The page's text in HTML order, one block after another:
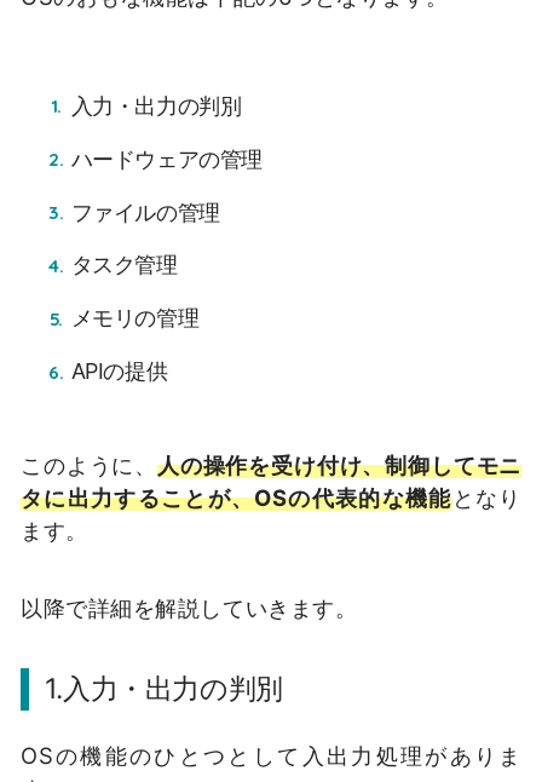
入力・出力の判別
ハードウェアの管理
ファイルの管理
タスク管理
メモリの管理
APIの提供
このように、 人の操作を受け付け、制御してモニ
タに出力することが、OSの代表的な機能となり
ます。
以降で詳細を解説していきます。
1.入力・出力の判別
OSの機能のひとつとして入出力処理がありま